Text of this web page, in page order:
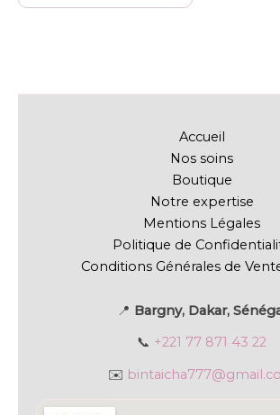
Accueil
Nos soins
Boutique
Notre expertise
Mentions Légales
Politique de
Conditions Générales de
📍 Bargny, Dakar,
📞 +221 77 871 43 22
✉️